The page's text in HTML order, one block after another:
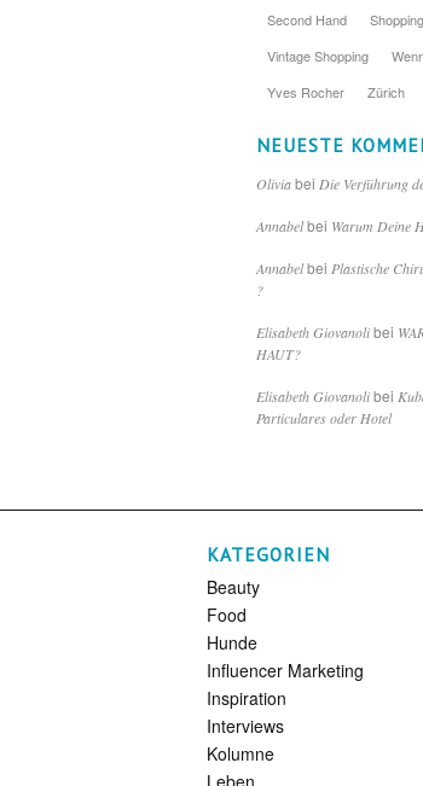
Second Hand
Shopping
Vintage Shopping
Yves Rocher
Zürich
NEUESTE
Oliviabei Die Verführung
Annabelbei Warum Deine
Annabelbei Plastische
?
Elisabeth Giovanolibei
HAUT?
Elisabeth Giovanolibei
Particulares oder Hotel
KATEGORIEN
Beauty
Food
Hunde
Influencer Marketing
Inspiration
Interviews
Kolumne
Leben